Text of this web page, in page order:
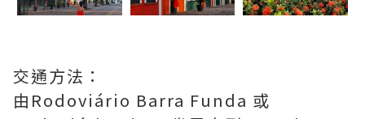
交通方法：
由Rodoviário Barra Funda 或